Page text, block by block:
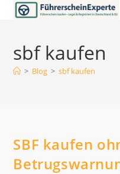
Zum
Inhalt
sbf kaufen
> Blog > sbf kaufen
SBF kaufen